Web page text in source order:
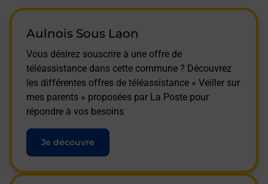
Aulnois Sous Laon
Vous désirez souscrire à une offre de
téléassistance dans cette commune ? Découvrez
les différentes offres de téléassistance « Veiller sur
mes parents » proposées par La Poste pour
répondre à vos besoins
Je découvre